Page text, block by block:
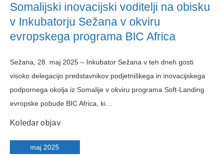
Somalijski inovacijski voditelji na obisku
v Inkubatorju Sežana v okviru
evropskega programa BIC Africa
Sežana, 28. maj 2025 – Inkubator Sežana v teh dneh gosti
visoko delegacijo predstavnikov podjetniškega in inovacijskega
podpornega okolja iz Somalije v okviru programa Soft-Landing
evropske pobude BIC Africa, ki…
Koledar objav
maj 2025